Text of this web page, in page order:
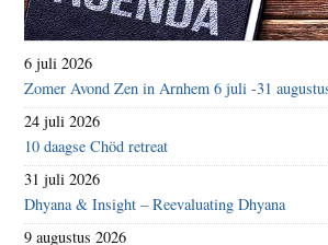
6 juli 2026
Zomer Avond Zen in Arnhem 6 juli -31
24 juli 2026
10 daagse Chöd retreat
31 juli 2026
Dhyana & Insight – Reevaluating Dhyana
9 augustus 2026